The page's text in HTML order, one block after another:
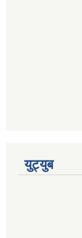
युट्युब